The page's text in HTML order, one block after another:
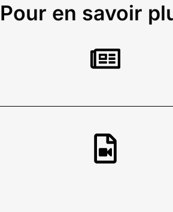
Pour en savoir